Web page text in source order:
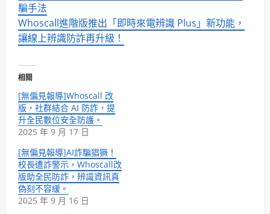
騙手法
Whoscall進階版推出「即時來電辨識 Plus」新功能，
讓線上辨識防詐再升級！
相關
[無偏見報導]Whoscall 改
版，社群結合 AI 防詐，提
升全民數位安全防護。
2025 年 9 月 17 日
[無偏見報導]AI詐騙猖獗！
校長遭詐警示，Whoscall改
版助全民防詐，辨識資訊真
偽刻不容緩。
2025 年 9 月 16 日